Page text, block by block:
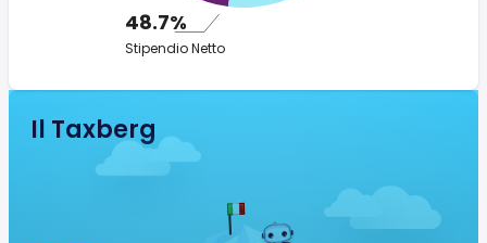
48.7%
Stipendio Netto
Il Taxberg